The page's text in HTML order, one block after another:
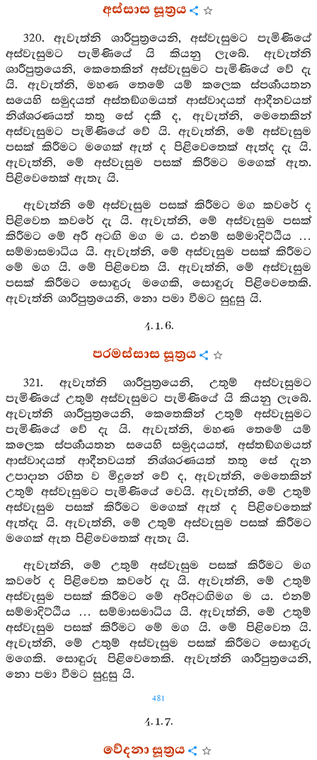
අස්සාස සූත්‍රය
320. ඇවැත්නි ශාරීපුත්‍රයෙනි, අස්වැසුමට පැමිණියේ
අස්වැසුමට පැමිණියේ යි කියනු ලැබේ. ඇවැත්නි
ශාරීපුත්‍රයෙනි, කෙතෙකින් අස්වැසුමට පැමිණියේ වේ දැ
යි. ඇවැත්නි, මහණ තෙමේ යම් කලෙක ස්පර්‍ශායතන
සයෙහි සමුදයත් අස්තඞ්ගමයත් ආස්වාදයත් ආදීනවයත්
නිශ්ශරණයත් තතු සේ දකී ද, ඇවැත්නි, මෙතෙකින්
අස්වැසුමට පැමිණියේ වේ යි. ඇවැත්නි, මේ අස්වැසුම
පසක් කිරීමට මගෙක් ඇත් ද පිළිවෙතෙක් ඇත්ද දැ යි.
ඇවැත්නි, මේ අස්වැසුම පසක් කිරීමට මගෙක් ඇත.
පිළිවෙතෙක් ඇතැ යි.
ඇවැත්නි මේ අස්වැසුම පසක් කිරීමට මග කවරේ ද
පිළිවෙත කවරේ දැ යි. ඇවැත්නි, මේ අස්වැසුම පසක්
කිරීමට මේ අරී අටඟි මග ම ය. එනම් සම්මාදිට්ඨිය …
සම්මාසමාධිය යි. ඇවැත්නි, මේ අස්වැසුම පසක් කිරීමට
මේ මග යි. මේ පිළිවෙත යි. ඇවැත්නි, මේ අස්වැසුම
පසක් කිරීමට සොඳුරු මගෙකි, සොඳුරු පිළිවෙතෙකි.
ඇවැත්නි ශාරීපුත්‍රයෙනි, නො පමා වීමට සුදුසු යි.
4. 1. 6.
පරමස්සාස සූත්‍රය
321. ඇවැත්නි ශාරීපුත්‍රයෙනි, උතුම් අස්වැසුමට
පැමිණියේ උතුම් අස්වැසුමට පැමිණියේ යි කියනු ලැබේ.
ඇවැත්නි ශාරීපුත්‍රයෙනි, කෙතෙකින් උතුම් අස්වැසුමට
පැමිණියේ වේ දැ යි. ඇවැත්නි, මහණ තෙමේ යම්
කලෙක ස්පර්‍ශායතන සයෙහි සමුදයයත්, අස්තඞ්ගමයත්
ආස්වාදයත් ආදීනවයත් නිශ්ශරණයත් තතු සේ දැන
උපාදාන රහිත ව මිදුනේ වේ ද, ඇවැත්නි, මෙතෙකින්
උතුම් අස්වැසුමට පැමිණියේ වෙයි. ඇවැත්නි, මේ උතුම්
අස්වැසුම පසක් කිරීමට මගෙක් ඇත් ද පිළිවෙතෙක්
ඇත්දැ යි. ඇවැත්නි, මේ උතුම් අස්වැසුම පසක් කිරීමට
මගෙක් ඇත පිළිවෙතෙක් ඇතැ යි.
ඇවැත්නි, මේ උතුම් අස්වැසුම පසක් කිරීමට මග
කවරේ ද පිළිවෙත කවරේ දැ යි. ඇවැත්නි, මේ උතුම්
අස්වැසුම පසක් කිරීමට මේ අරිඅටඟිමග ම ය. එනම්
සම්මාදිට්ඨිය … සම්මාසමාධිය යි. ඇවැත්නි, මේ උතුම්
අස්වැසුම පසක් කිරීමට මේ මග යි. මේ පිළිවෙත යි.
ඇවැත්නි, මේ උතුම් අස්වැසුම පසක් කිරීමට සොඳුරු
මගෙකි. සොඳුරු පිළිවෙතෙකි. ඇවැත්නි ශාරීපුත්‍රයෙනි,
නො පමා වීමට සුදුසු යි.
481
4. 1. 7.
වේදනා සූත්‍රය